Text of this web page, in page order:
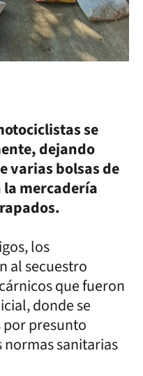
se
dejando
varias bolsas de
mercadería
los
al secuestro
que fueron
donde se
presunto
normas sanitarias